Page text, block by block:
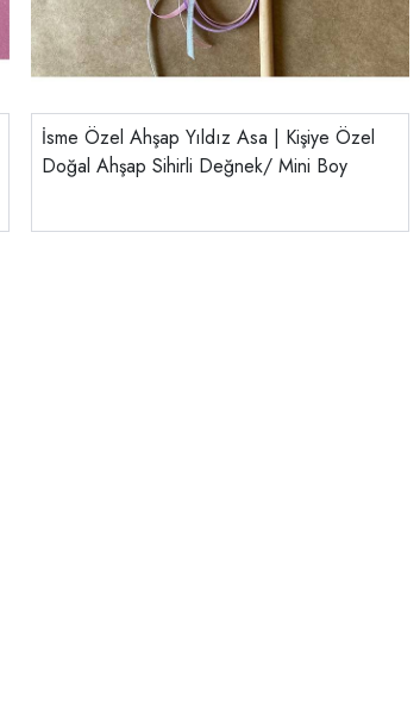
İsme Özel Ahşap Yıldız Asa | Kişiye Özel
Doğal Ahşap Sihirli Değnek/ Mini Boy